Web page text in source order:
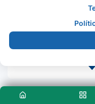
Todos os Direitos
de